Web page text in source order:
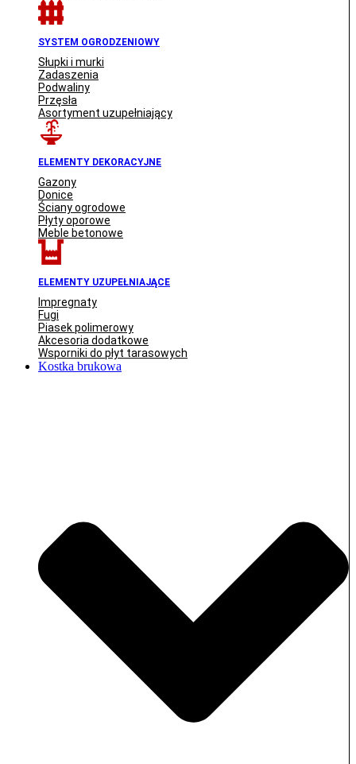
SYSTEM OGRODZENIOWY
Słupki i murki
Zadaszenia
Podwaliny
Przęsła
Asortyment uzupełniający
ELEMENTY DEKORACYJNE
Gazony
Donice
Ściany ogrodowe
Płyty oporowe
Meble betonowe
ELEMENTY UZUPEŁNIAJĄCE
Impregnaty
Fugi
Piasek polimerowy
Akcesoria dodatkowe
Wsporniki do płyt tarasowych
Kostka brukowa